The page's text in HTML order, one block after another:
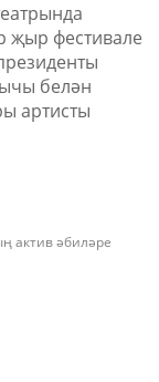
җыр фестивале
белән
артисты